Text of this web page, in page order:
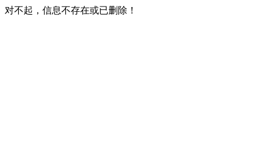
对不起，信息不存在或已删除！